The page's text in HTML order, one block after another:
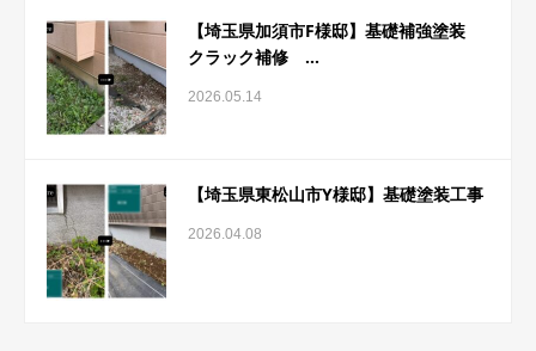
【埼玉県加須市F様邸】基礎補強塗装
クラック補修 ...
2026.05.14
【埼玉県東松山市Y様邸】基礎塗装工事
2026.04.08